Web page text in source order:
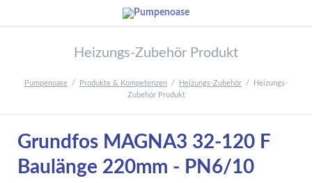
Heizungs-Zubehör Produkt
Pumpenoase Produkte & Kompetenzen Heizungs-Zubehör
Heizungs-
Zubehör Produkt
Grundfos MAGNA3 32-120 F
Baulänge 220mm - PN6/10